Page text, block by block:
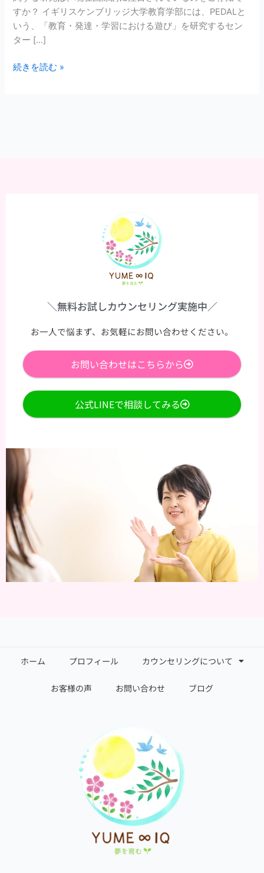
すか？ イギリスケンブリッジ大学教育学部には、PEDALと
いう、「教育・発達・学習における遊び」を研究するセン
ター […]
児
期
の
び
続きを読む »
＼無料お試しカウンセリング実施中／
お一人で悩まず、お気軽にお問い合わせください。
お問い合わせはこちらから
公式LINEで相談してみる
ホーム プロフィール カウンセリングについて
お客様の声 お問い合わせ ブログ